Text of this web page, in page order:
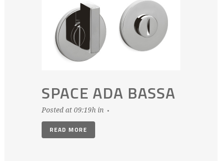
SPACE ADA BASSA
Posted at 09:19h in
READ MORE